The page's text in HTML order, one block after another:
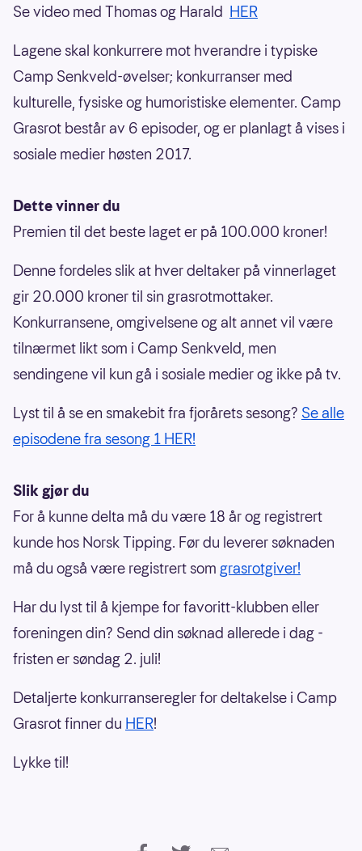
Se video med Thomas og Harald HER
Lagene skal konkurrere mot hverandre i typiske
Camp Senkveld-øvelser; konkurranser med
kulturelle, fysiske og humoristiske elementer. Camp
Grasrot består av 6 episoder, og er planlagt å vises i
sosiale medier høsten 2017.
Dette vinner du
Premien til det beste laget er på 100.000 kroner!
Denne fordeles slik at hver deltaker på vinnerlaget
gir 20.000 kroner til sin grasrotmottaker.
Konkurransene, omgivelsene og alt annet vil være
tilnærmet likt som i Camp Senkveld, men
sendingene vil kun gå i sosiale medier og ikke på tv.
Lyst til å se en smakebit fra fjorårets sesong? Se alle
episodene fra sesong 1 HER!
Slik gjør du
For å kunne delta må du være 18 år og registrert
kunde hos Norsk Tipping. Før du leverer søknaden
må du også være registrert som grasrotgiver!
Har du lyst til å kjempe for favoritt-klubben eller
foreningen din? Send din søknad allerede i dag -
fristen er søndag 2. juli!
Detaljerte konkurranseregler for deltakelse i Camp
Grasrot finner du HER!
Lykke til!